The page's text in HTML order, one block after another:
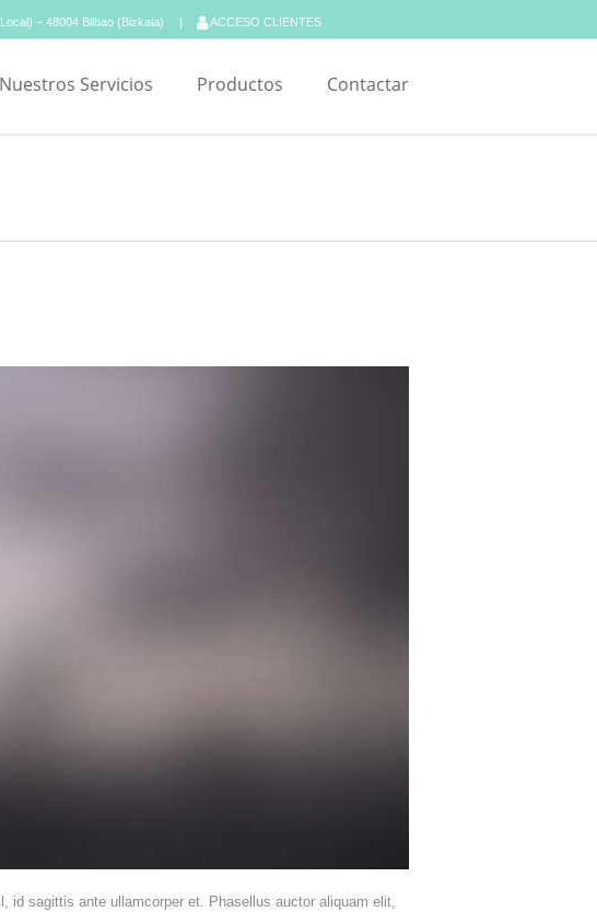
– 48004 Bilbao (Bizkaia) ACCESO CLIENTES
Nuestros Servicios Productos Contactar
id sagittis ante ullamcorper et. Phasellus auctor aliquam elit,